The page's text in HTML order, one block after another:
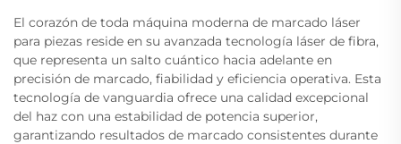
El corazón de toda máquina moderna de marcado láser
para piezas reside en su avanzada tecnología láser de fibra,
que representa un salto cuántico hacia adelante en
precisión de marcado, fiabilidad y eficiencia operativa. Esta
tecnología de vanguardia ofrece una calidad excepcional
del haz con una estabilidad de potencia superior,
garantizando resultados de marcado consistentes durante